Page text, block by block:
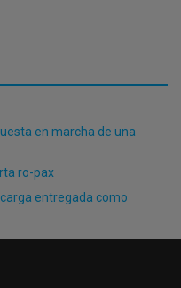
en marcha de una
ro-pax
entregada como